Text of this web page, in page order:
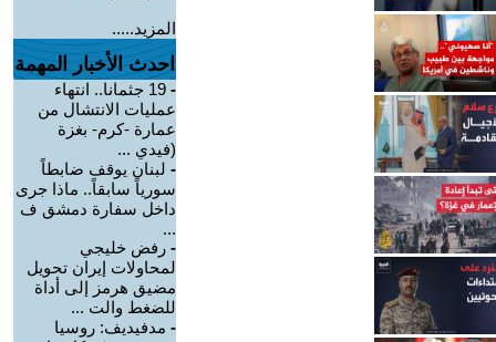
المزيد.....
احدث الأخبار المهمة
-
19 جثمانا.. انتهاء
عمليات الانتشال من
عمارة -كرم- بغزة
(فيدي ...
- لبنان يوقف ضابطاً
سورياً سابقاً.. ماذا جرى
داخل سفارة دمشق ف
...
- رفض خليجي
لمحاولات إيران تحويل
مضيق هرمز إلى أداة
للضغط والت ...
- مدفيديف: روسيا